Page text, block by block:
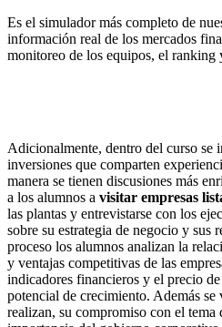
Es el simulador más completo de
información real de los mercados
monitoreo de los equipos, el ranking
Adicionalmente, dentro del curso se
inversiones que comparten
manera se tienen discusiones más
a los alumnos a visitar empresas
las plantas y entrevistarse con los
sobre su estrategia de negocio y sus
proceso los alumnos analizan la
y ventajas competitivas de las
indicadores financieros y el precio
potencial de crecimiento. Además
realizan, su compromiso con el tema